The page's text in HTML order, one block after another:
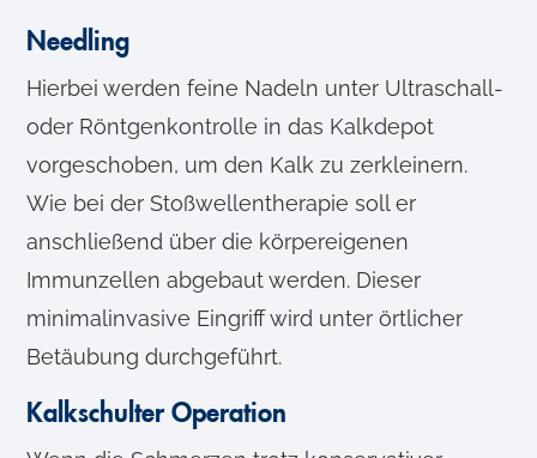
Needling
Hierbei werden feine Nadeln unter Ultraschall-
oder Röntgenkontrolle in das Kalkdepot
vorgeschoben, um den Kalk zu zerkleinern.
Wie bei der Stoßwellentherapie soll er
anschließend über die körpereigenen
Immunzellen abgebaut werden. Dieser
minimalinvasive Eingriff wird unter örtlicher
Betäubung durchgeführt.
Kalkschulter Operation